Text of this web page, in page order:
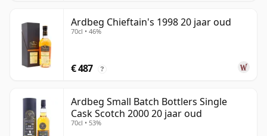
Ardbeg Chieftain's 1998 20 jaar oud
70cl • 46%
€ 487 ?
Ardbeg Small Batch Bottlers Single
Cask Scotch 2000 20 jaar oud
70cl • 53%